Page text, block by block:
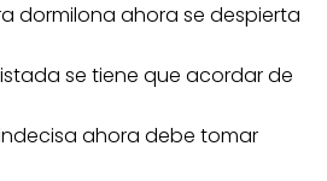
dormilona ahora se despierta
se tiene que acordar de
ahora debe tomar